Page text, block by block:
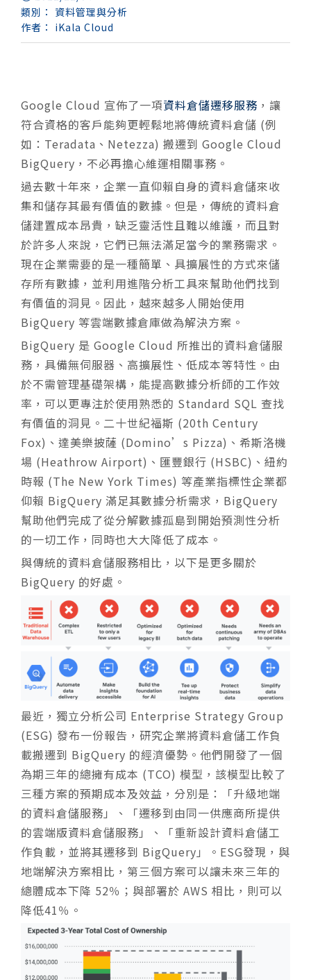
類別： 資料管理與分析
作者： iKala Cloud
Google Cloud 宣佈了一項資料倉儲遷移服務 ，讓
符合資格的客戶能夠更輕鬆地將傳統資料倉儲 (例
如：Teradata、Netezza) 搬遷到 Google Cloud
BigQuery，不必再擔心維運相關事務。
過去數十年來，企業一直仰賴自身的資料倉儲來收
集和儲存其最有價值的數據。但是，傳統的資料倉
儲建置成本昂貴，缺乏靈活性且難以維護，而且對
於許多人來說，它們已無法滿足當今的業務需求。
現在企業需要的是一種簡單、具擴展性的方式來儲
存所有數據，並利用進階分析工具來幫助他們找到
有價值的洞見。因此，越來越多人開始使用
BigQuery 等雲端數據倉庫做為解決方案。
BigQuery 是 Google Cloud 所推出的資料倉儲服
務，具備無伺服器、高擴展性、低成本等特性。由
於不需管理基礎架構，能提高數據分析師的工作效
率，可以更專注於使用熟悉的 Standard SQL 查找
有價值的洞見。二十世紀福斯 (20th Century
Fox)、達美樂披薩 (Domino’s Pizza)、希斯洛機
場 (Heathrow Airport)、匯豐銀行 (HSBC)、紐約
時報 (The New York Times) 等產業指標性企業都
仰賴 BigQuery 滿足其數據分析需求，BigQuery
幫助他們完成了從分解數據孤島到開始預測性分析
的一切工作，同時也大大降低了成本。
與傳統的資料倉儲服務相比，以下是更多關於
BigQuery 的好處。
最近，獨立分析公司 Enterprise Strategy Group
(ESG) 發布一份報告，研究企業將資料倉儲工作負
載搬遷到 BigQuery 的經濟優勢。他們開發了一個
為期三年的總擁有成本 (TCO) 模型，該模型比較了
三種方案的預期成本及效益，分別是：「升級地端
的資料倉儲服務」、「遷移到由同一供應商所提供
的雲端版資料倉儲服務」、「重新設計資料倉儲工
作負載，並將其遷移到 BigQuery」。ESG發現，與
地端解決方案相比，第三個方案可以讓未來三年的
總體成本下降 52％；與部署於 AWS 相比，則可以
降低41％。